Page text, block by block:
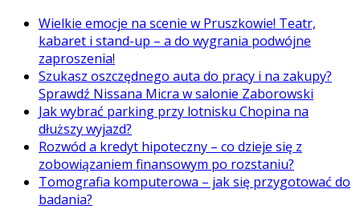
Wielkie emocje na scenie w Pruszkowie! Teatr,
kabaret i stand-up – a do wygrania podwójne
zaproszenia!
Szukasz oszczędnego auta do pracy i na zakupy?
Sprawdź Nissana Micra w salonie Zaborowski
Jak wybrać parking przy lotnisku Chopina na
dłuższy wyjazd?
Rozwód a kredyt hipoteczny – co dzieje się z
zobowiązaniem finansowym po rozstaniu?
Tomografia komputerowa – jak się przygotować do
badania?